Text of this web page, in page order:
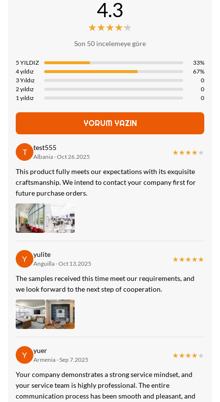
1220*2800mm Bambu Kömür Elyaf Levha
Bambu Kömür Elyaf Levha Yangın Sınıfı B
4.3
★★★★★
★★★★★
Son 50 incelemeye göre
5 YILDIZ
33%
4 yıldız
67%
3 Yıldız
0
2 yıldız
0
1 yıldız
0
YORUM YAZIN
T test555
Albania - Oct 26.2025
★★★★★
★★★★★
This product fully meets our expectations with its exquisite
craftsmanship. We intend to contact your company first for
future purchase orders.
Y yulite
Anguilla - Oct 13.2025
★★★★★
★★★★★
The samples received this time meet our requirements, and
we look forward to the next step of cooperation.
Y yuer
Armenia - Sep 7.2025
★★★★★
★★★★★
Your company demonstrates a strong service mindset, and
your service team is highly professional. The entire
communication process has been smooth and pleasant, and